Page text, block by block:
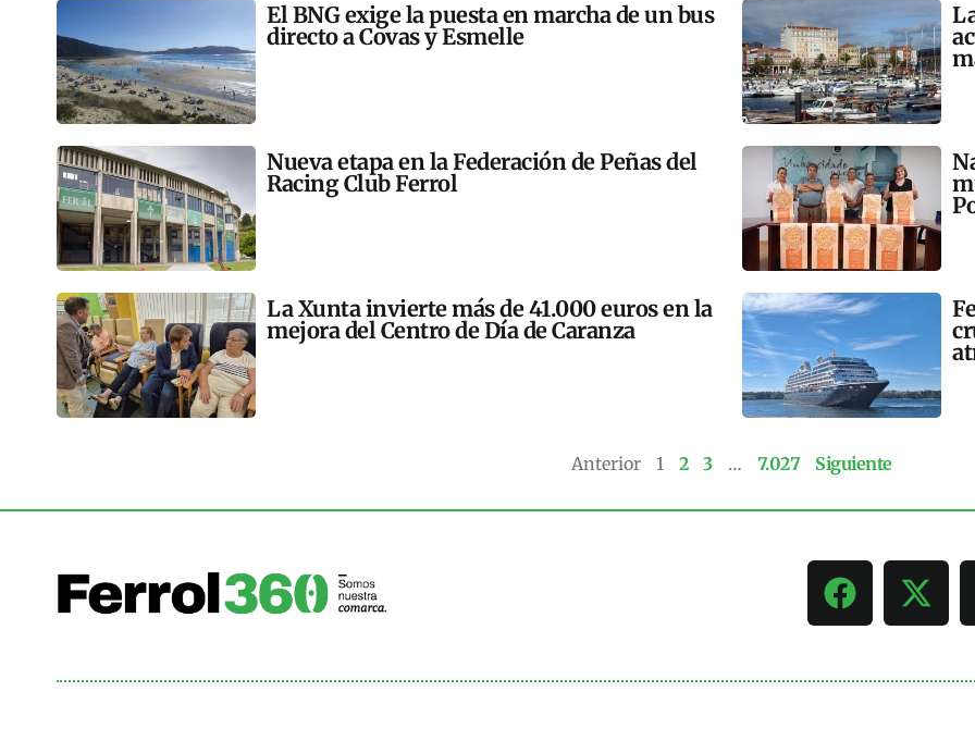
El BNG exige la puesta en marcha de un bus
directo a Covas y Esmelle
Nueva etapa en la Federación de Peñas del
Racing Club Ferrol
La Xunta invierte más de 41.000 euros en la
mejora del Centro de Día de Caranza
Anterior 1 2 3 … 7.027 Siguiente